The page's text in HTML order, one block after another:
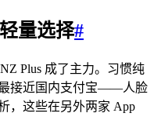
量选择#
Plus 成了主力。习惯纯
接近国内支付宝——人脸
，这些在另外两家 App